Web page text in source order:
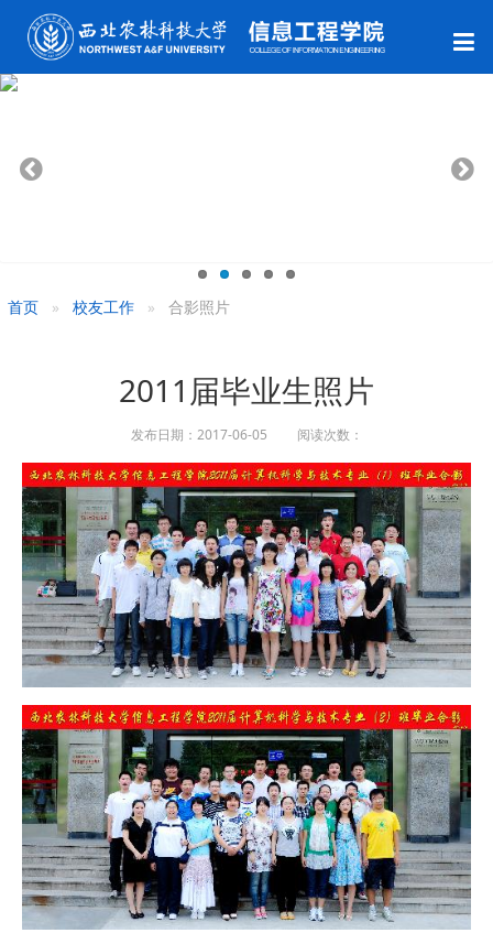
首页 校友工作 合影照片
2011届毕业生照片
发布日期：2017-06-05 阅读次数：